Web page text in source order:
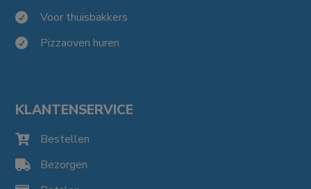
 Voor thuisbakkers
 Pizzaoven huren
KLANTENSERVICE
 Bestellen
 Bezorgen